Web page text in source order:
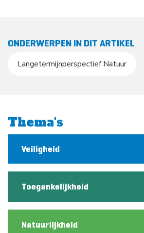
ONDERWERPEN IN DIT ARTIKEL
Langetermijnperspectief Natuur
Thema's
Veiligheid
Toegankelijkheid
Natuurlijkheid